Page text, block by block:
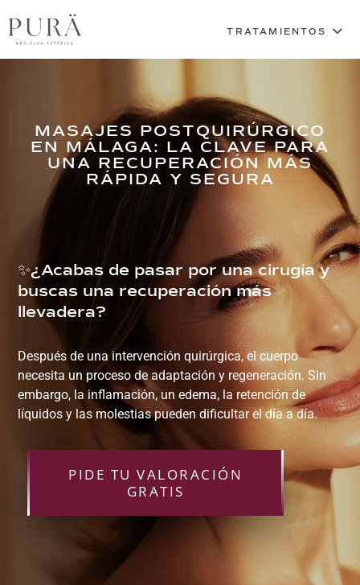
MASAJES POSTQUIRÚRGICO
EN MÁLAGA: LA CLAVE PARA
UNA RECUPERACIÓN MÁS
RÁPIDA Y SEGURA
✨¿Acabas de pasar por una cirugía y
buscas una recuperación más
llevadera?
Después de una intervención quirúrgica, el cuerpo
necesita un proceso de adaptación y regeneración. Sin
embargo, la inflamación, un edema, la retención de
líquidos y las molestias pueden dificultar el día a día.
PIDE TU VALORACIÓN
GRATIS